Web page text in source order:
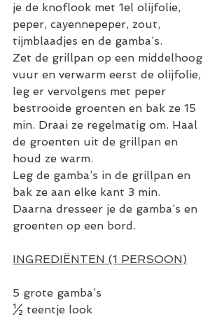
je de knoflook met 1el olijfolie,
peper, cayennepeper, zout,
tijmblaadjes en de gamba’s.
Zet de grillpan op een middelhoog
vuur en verwarm eerst de olijfolie,
leg er vervolgens met peper
bestrooide groenten en bak ze 15
min. Draai ze regelmatig om. Haal
de groenten uit de grillpan en
houd ze warm.
Leg de gamba’s in de grillpan en
bak ze aan elke kant 3 min.
Daarna dresseer je de gamba’s en
groenten op een bord.
INGREDIËNTEN (1 PERSOON)
5 grote gamba’s
½ teentje look